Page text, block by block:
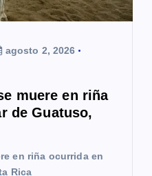
agosto 2, 2026
muere en riña
de Guatuso,
en riña ocurrida en
Rica